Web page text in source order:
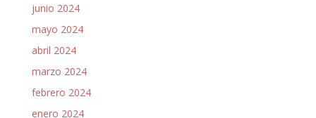
junio 2024
mayo 2024
abril 2024
marzo 2024
febrero 2024
enero 2024